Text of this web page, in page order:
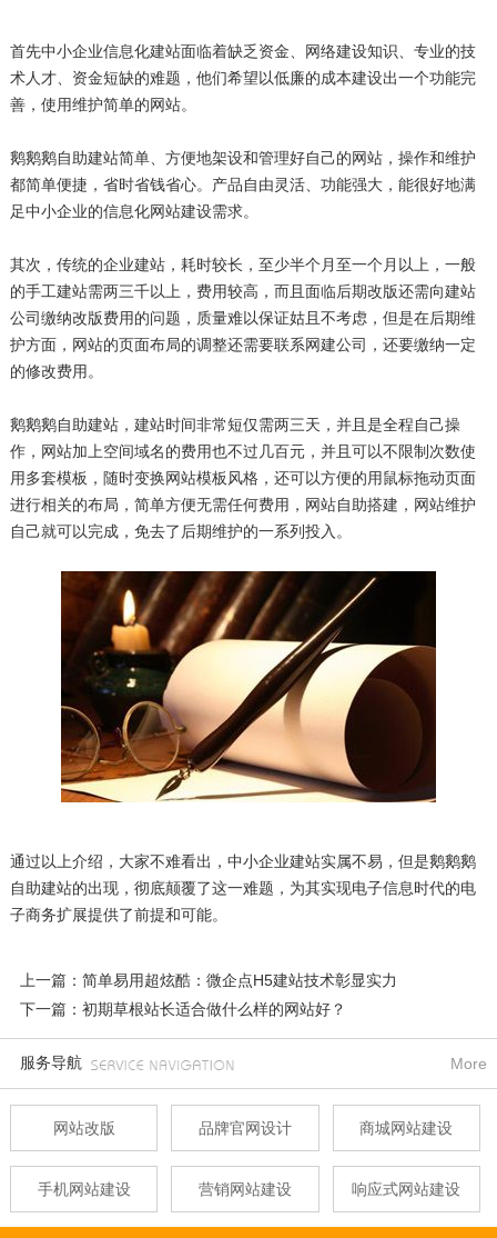
首先中小企业信息化建站面临着缺乏资金、网络建设知识、专业的技
术人才、资金短缺的难题，他们希望以低廉的成本建设出一个功能完
善，使用维护简单的网站。
鹅鹅鹅自助建站简单、方便地架设和管理好自己的网站，操作和维护
都简单便捷，省时省钱省心。产品自由灵活、功能强大，能很好地满
足中小企业的信息化网站建设需求。
其次，传统的企业建站，耗时较长，至少半个月至一个月以上，一般
的手工建站需两三千以上，费用较高，而且面临后期改版还需向建站
公司缴纳改版费用的问题，质量难以保证姑且不考虑，但是在后期维
护方面，网站的页面布局的调整还需要联系网建公司，还要缴纳一定
的修改费用。
鹅鹅鹅自助建站，建站时间非常短仅需两三天，并且是全程自己操
作，网站加上空间域名的费用也不过几百元，并且可以不限制次数使
用多套模板，随时变换网站模板风格，还可以方便的用鼠标拖动页面
进行相关的布局，简单方便无需任何费用，网站自助搭建，网站维护
自己就可以完成，免去了后期维护的一系列投入。
通过以上介绍，大家不难看出，中小企业建站实属不易，但是鹅鹅鹅
自助建站的出现，彻底颠覆了这一难题，为其实现电子信息时代的电
子商务扩展提供了前提和可能。
上一篇：简单易用超炫酷：微企点H5建站技术彰显实力
下一篇：初期草根站长适合做什么样的网站好？
服务导航 More
网站改版 品牌官网设计 商城网站建设
手机网站建设 营销网站建设 响应式网站建设